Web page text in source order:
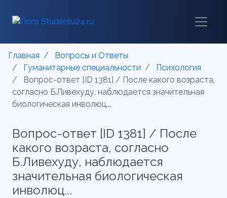
Главная
Вопросы и Ответы
Гуманитарные специальности
Психология
Вопрос-ответ [ID 1381] / После какого возраста,
согласно Б.Ливехуду, наблюдается значительная
биологическая инволюц...
Вопрос-ответ [ID 1381] / После
какого возраста, согласно
Б.Ливехуду, наблюдается
значительная биологическая
инволюц...